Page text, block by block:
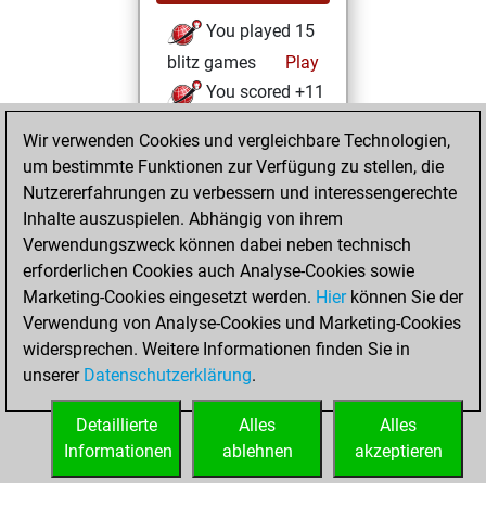
You played 15
blitz games
Play
You scored +11
Montag, August
15, 2022
You achieved a
BeautyScore of 3
Fritz
You
achieved a new Elo
of 1581
You created
your Fritz account
Wir verwenden Cookies und vergleichbare Technologien,
um bestimmte Funktionen zur Verfügung zu stellen, die
Nutzererfahrungen zu verbessern und interessengerechte
Inhalte auszuspielen. Abhängig von ihrem
Verwendungszweck können dabei neben technisch
erforderlichen Cookies auch Analyse-Cookies sowie
Marketing-Cookies eingesetzt werden. Hierkönnen Sie der
Verwendung von Analyse-Cookies und Marketing-Cookies
widersprechen. Weitere Informationen finden Sie in
unserer Datenschutzerklärung.
Alles
akzeptieren
Alles
ablehnen
Detaillierte
Informationen